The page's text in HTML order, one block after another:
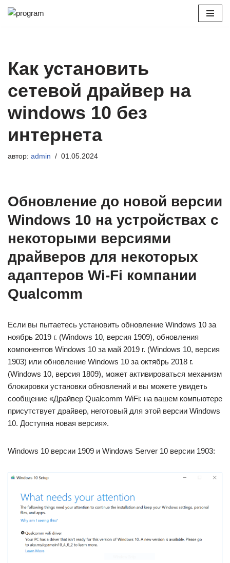
Как установить
сетевой драйвер на
windows 10 без
интернета
автор: admin 01.05.2024
Обновление до новой версии
Windows 10 на устройствах с
некоторыми версиями
драйверов для некоторых
адаптеров Wi-Fi компании
Qualcomm
Если вы пытаетесь установить обновление Windows 10 за
ноябрь 2019 г. (Windows 10, версия 1909), обновления
компонентов Windows 10 за май 2019 г. (Windows 10, версия
1903) или обновление Windows 10 за октябрь 2018 г.
(Windows 10, версия 1809), может активироваться механизм
блокировки установки обновлений и вы можете увидеть
сообщение «Драйвер Qualcomm WiFi: на вашем компьютере
присутствует драйвер, неготовый для этой версии Windows
10. Доступна новая версия».
Windows 10 версии 1909 и Windows Server 10 версии 1903: